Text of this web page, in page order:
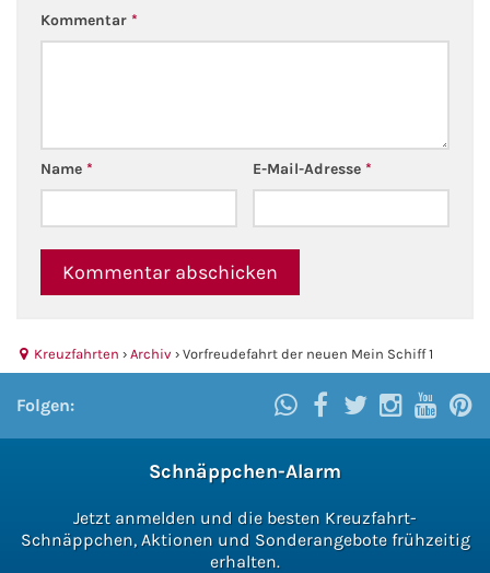
Flug buchen
Kreuzfahrt-Themen
Kreuzfahrt buchen
Kommentar *
Name * E-Mail-Adresse *
Kreuzfahrten › Archiv › Vorfreudefahrt der neuen Mein Schiff 1
Folgen:
Schnäppchen-Alarm
Jetzt anmelden und die besten Kreuzfahrt-
Schnäppchen, Aktionen und Sonderangebote frühzeitig
erhalten.